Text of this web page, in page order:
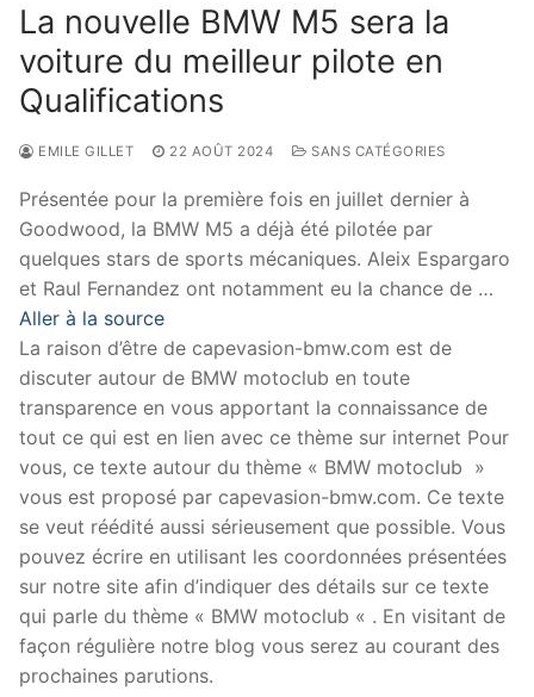
La nouvelle BMW M5 sera la
voiture du meilleur pilote en
Qualifications
EMILE GILLET 22 AOÛT 2024 SANS CATÉGORIES
Présentée pour la première fois en juillet dernier à
Goodwood, la BMW M5 a déjà été pilotée par
quelques stars de sports mécaniques. Aleix Espargaro
et Raul Fernandez ont notamment eu la chance de …
Aller à la source
La raison d’être de capevasion-bmw.com est de
discuter autour de BMW motoclub en toute
transparence en vous apportant la connaissance de
tout ce qui est en lien avec ce thème sur internet Pour
vous, ce texte autour du thème « BMW motoclub »
vous est proposé par capevasion-bmw.com. Ce texte
se veut réédité aussi sérieusement que possible. Vous
pouvez écrire en utilisant les coordonnées présentées
sur notre site afin d’indiquer des détails sur ce texte
qui parle du thème « BMW motoclub « . En visitant de
façon régulière notre blog vous serez au courant des
prochaines parutions.